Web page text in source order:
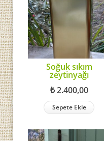
Soğuk sıkım
zeytinyağı
₺2.400,00
Sepete Ekle